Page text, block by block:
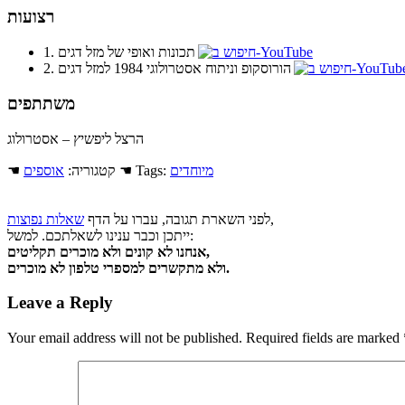
רצועות
1. תכונות ואופי של מזל דגים
2. הורוסקופ וניתוח אסטרולוגי 1984 למזל דגים
משתתפים
הרצל ליפשיץ – אסטרולוג
☚ קטגוריה: אוספים ☚ Tags: מיוחדים
לפני השארת תגובה, עברו על הדף שאלות נפוצות
,
ייתכן וכבר ענינו לשאלתכם. למשל:
אנחנו לא קונים ולא מוכרים תקליטים,
ולא מתקשרים למספרי טלפון לא מוכרים.
Leave a Reply
Your email address will not be published. Required fields are marked